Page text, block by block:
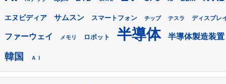
エヌビディア サムスン スマートフォン チップ テスラ ディスプレ
ファーウェイ メモリ ロボット 半導体 半導体製造装置
韓国 ＡＩ